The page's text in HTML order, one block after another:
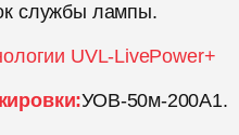
службы лампы.
UVL-LivePower+
УОВ-50м-200А1.